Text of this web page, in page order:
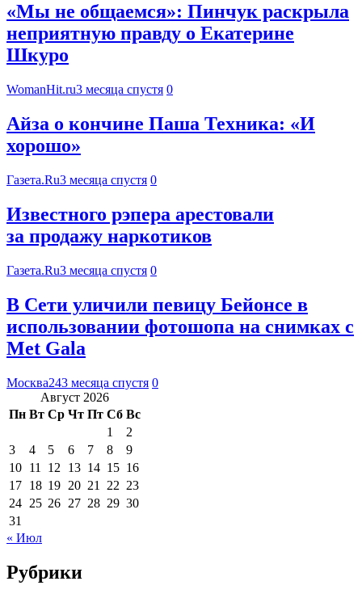
«Мы не общаемся»: Пинчук раскрыла
неприятную правду о Екатерине
Шкуро
WomanHit.ru3 месяца спустя 0
Айза о кончине Паша Техника: «И
хорошо»
Газета.Ru3 месяца спустя 0
Известного рэпера арестовали
за продажу наркотиков
Газета.Ru3 месяца спустя 0
В Сети уличили певицу Бейонсе в
использовании фотошопа на снимках с
Met Gala
Москва243 месяца спустя 0
Август 2026
Пн Вт Ср Чт Пт Сб Вс
1
2
3
4 5 6 7 8
9
10 11 12 13 14 15 16
17 18 19 20 21 22 23
24 25 26 27 28 29 30
31
« Июл
Рубрики